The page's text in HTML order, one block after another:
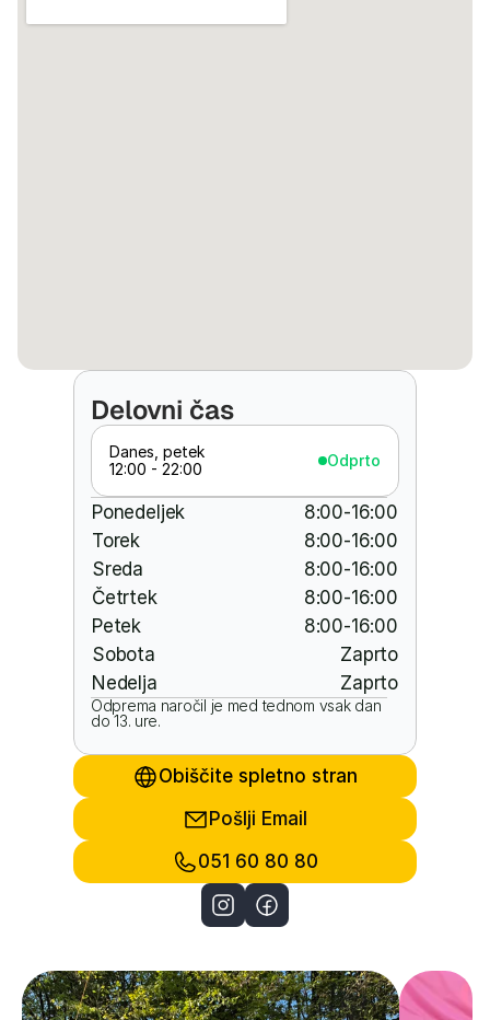
Delovni čas
Danes, petek
12:00 - 22:00
Odprto
Ponedeljek
8:00-16:00
Torek
8:00-16:00
Sreda
8:00-16:00
Četrtek
8:00-16:00
Petek
8:00-16:00
Sobota
Zaprto
Nedelja
Zaprto
Odprema naročil je med tednom vsak dan
do 13. ure.
Obiščite spletno stran
Pošlji Email
051 60 80 80